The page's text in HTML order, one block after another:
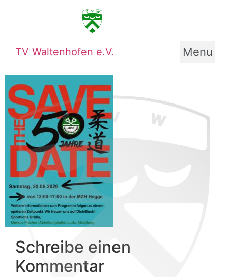
TV Waltenhofen e.V. Menu
Schreibe einen
Kommentar